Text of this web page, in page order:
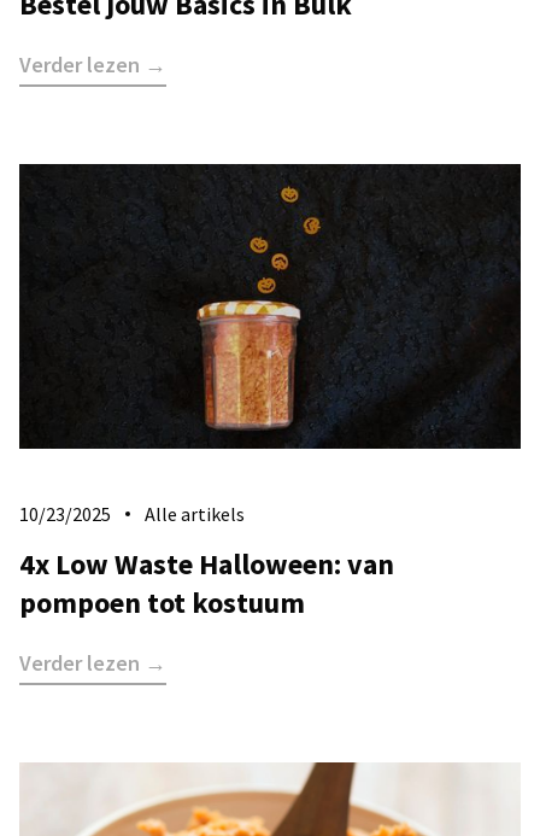
Verder lezen →
10/23/2025 Alle artikels
4x Low Waste Halloween: van
pompoen tot kostuum
Verder lezen →